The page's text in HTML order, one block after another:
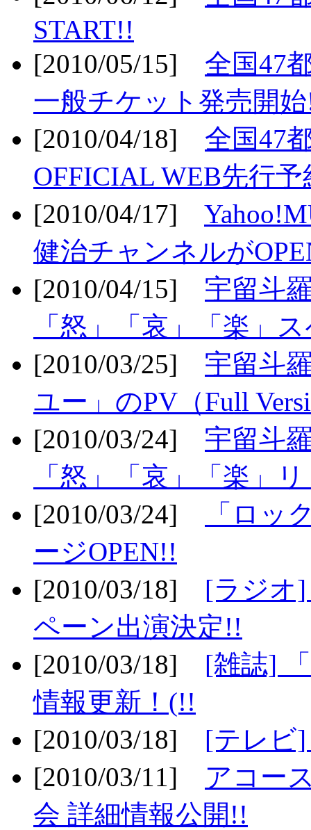
START!!
[2010/05/15] 全国47
一般チケット発売開
[2010/04/18] 全国47
OFFICIAL WEB先行
[2010/04/17]
健治チャンネルが
[2010/04/15] 宇留斗
「怒」「哀」「楽」
[2010/03/25] 宇留斗
ユー」のPV（Full
[2010/03/24] 宇留斗
「怒」「哀」「楽」
[2010/03/24]
「ロッ
ージOPEN!!
[2010/03/18] [ラジオ
ペーン出演決定!!
[2010/03/18] [雑誌]
情報更新！(!!
[2010/03/18] [テレビ
[2010/03/11] アコー
会 詳細情報公開!!